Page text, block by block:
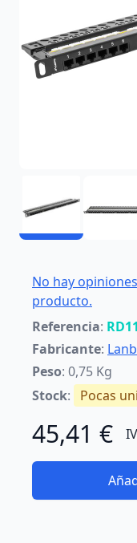
No hay
producto.
Referencia:
Fabricante:
Peso: 0,75 Kg
Stock: Pocas
45,41 €